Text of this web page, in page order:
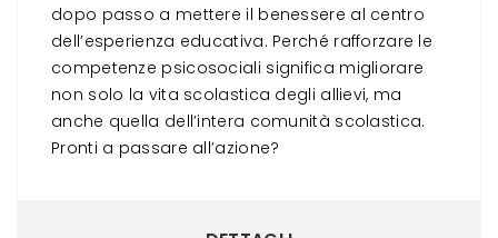
dopo passo a mettere il benessere al centro
dell’esperienza educativa. Perché rafforzare le
competenze psicosociali significa migliorare
non solo la vita scolastica degli allievi, ma
anche quella dell’intera comunità scolastica.
Pronti a passare all’azione?